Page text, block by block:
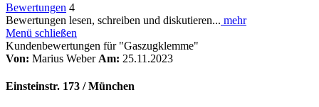
Bewertungen 4
Bewertungen lesen, schreiben und diskutieren... mehr
Menü schließen
Kundenbewertungen für "Gaszugklemme"
Von: Marius Weber Am: 25.11.2023
Einsteinstr. 173 / München